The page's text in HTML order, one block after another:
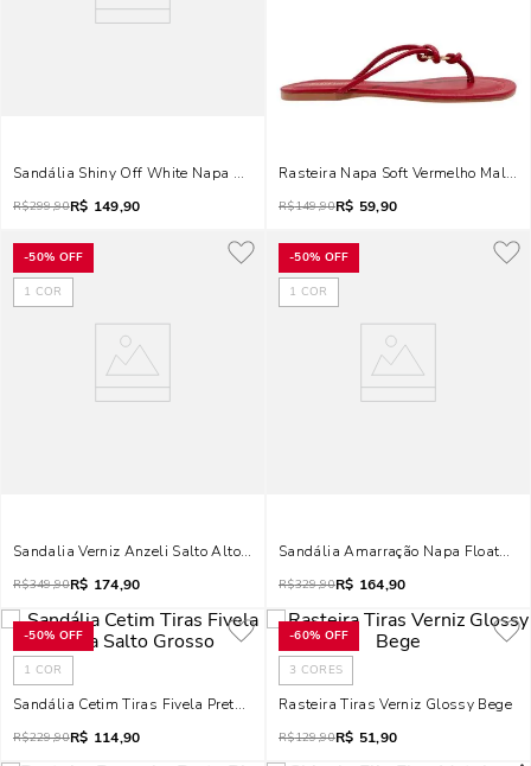
Sandália Shiny Off White Napa Soft Salto Grosso Brilho
R$299,90R$ 149,90
Rasteira Napa Soft Vermelho Malbec
R$149,90R$ 59,90
-50% OFF
1 COR
Sandalia Verniz Anzeli Salto Alto Fino Preta
R$349,90R$ 174,90
-50% OFF
1 COR
Sandália Amarração Napa Floater
R$329,90R$ 164,90
-50% OFF
1 COR
Sandália Cetim Tiras Fivela Preta Salto Grosso
R$229,90R$ 114,90
-60% OFF
3 CORES
Rasteira Tiras Verniz Glossy Bege
R$129,90R$ 51,90